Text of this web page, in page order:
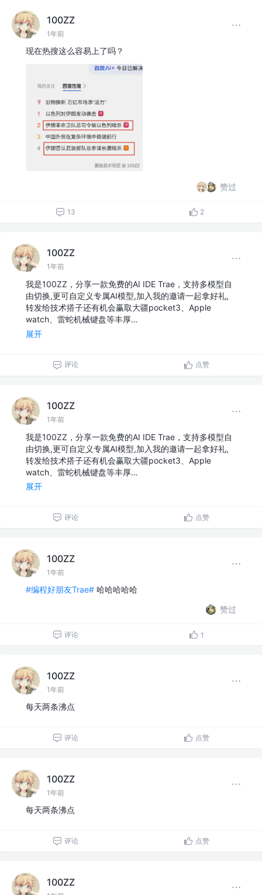
100ZZ
1年前
现在热搜这么容易上了吗？
赞过
13 2
100ZZ
1年前
我是100ZZ，分享一款免费的AI IDE Trae，支持多模型自
由切换,更可自定义专属AI模型,加入我的邀请一起拿好礼,
转发给技术搭子还有机会赢取大疆pocket3、Apple
watch、雷蛇机械键盘等丰厚…
展开
评论 点赞
100ZZ
1年前
我是100ZZ，分享一款免费的AI IDE Trae，支持多模型自
由切换,更可自定义专属AI模型,加入我的邀请一起拿好礼,
转发给技术搭子还有机会赢取大疆pocket3、Apple
watch、雷蛇机械键盘等丰厚…
展开
评论 点赞
100ZZ
1年前
#编程好朋友Trae# 哈哈哈哈哈
赞过
评论 1
100ZZ
1年前
每天两条沸点
评论 点赞
100ZZ
1年前
每天两条沸点
评论 点赞
100ZZ